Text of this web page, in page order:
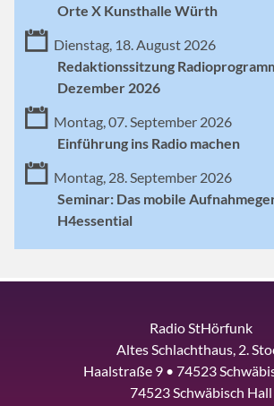
Orte X Kunsthalle Würth
Dienstag, 18. August 2026
Redaktionssitzung
Dezember 2026
Montag, 07. September 2026
Einführung ins Radio machen
Montag, 28. September 2026
Seminar: Das mobile
H4essential
Radio StHörfunk
Altes Schlachthaus, 2.
Haalstraße 9 • 74523
74523 Schwäbisch Hall